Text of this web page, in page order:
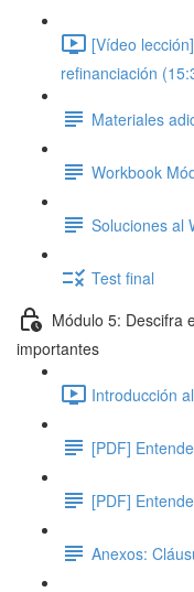
[Vídeo
refinanciación
Materiales
Workbook
Soluciones al
Test final
Módulo 5: Descifra
importantes
Introducción
[PDF]
[PDF]
Anexos: